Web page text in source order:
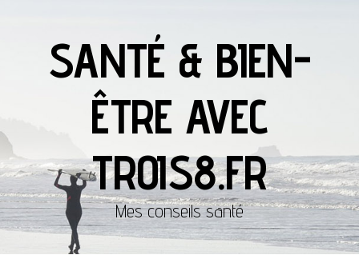
SANTÉ & BIEN-
ÊTRE AVEC
TROIS8.FR
Mes conseils santé